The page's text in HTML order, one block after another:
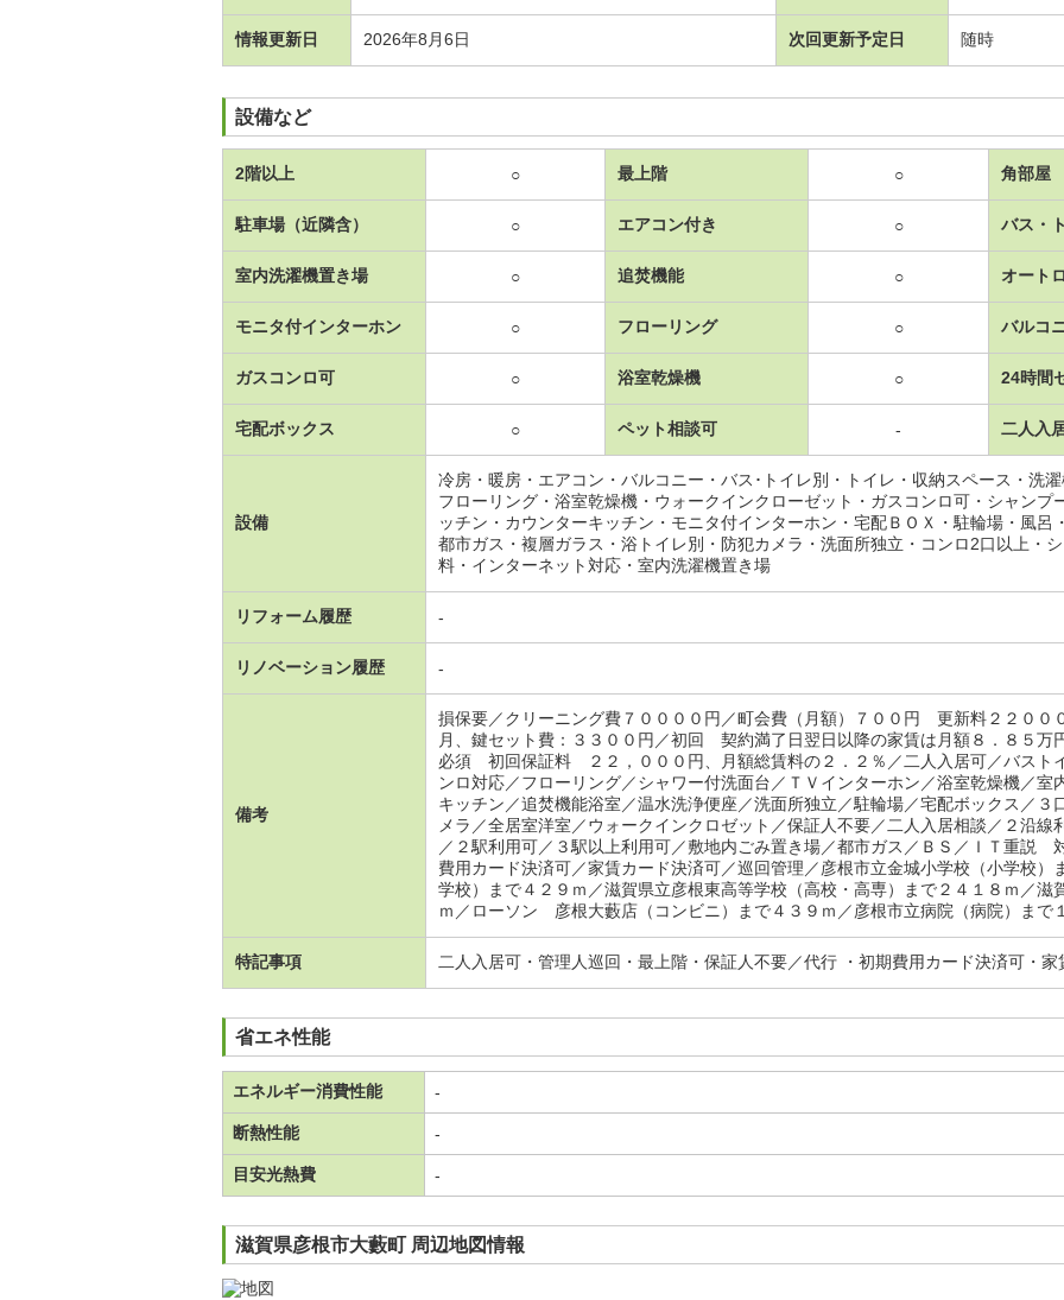
情報更新日 2026年8月6日 次回更新予定日 随時
設備など
2階以上 ○ 最上階 ○ 角部屋
駐車場（近隣含） ○ エアコン付き ○ バス・
室内洗濯機置き場 ○ 追焚機能 ○ オート
モニタ付インターホン ○ フローリング ○ バルコ
ガスコンロ可 ○ 浴室乾燥機 ○ 24時間
宅配ボックス ○ ペット相談可 - 二人入
設備
冷房・暖房・エアコン・バルコニー・バス･トイレ別・トイレ・収納スペース・洗
フローリング・浴室乾燥機・ウォークインクローゼット・ガスコンロ可・シャンプ
ッチン・カウンターキッチン・モニタ付インターホン・宅配ＢＯＸ・駐輪場・風呂
都市ガス・複層ガラス・浴トイレ別・防犯カメラ・洗面所独立・コンロ2口以上・
料・インターネット対応・室内洗濯機置き場
リフォーム履歴 -
リノベーション履歴 -
備考
損保要／クリーニング費７００００円／町会費（月額）７００円 更新料２２０
月、鍵セット費：３３００円／初回 契約満了日翌日以降の家賃は月額８．８５万
必須 初回保証料 ２２，０００円、月額総賃料の２．２％／二人入居可／バスト
ンロ対応／フローリング／シャワー付洗面台／ＴＶインターホン／浴室乾燥機／室
キッチン／追焚機能浴室／温水洗浄便座／洗面所独立／駐輪場／宅配ボックス／３
メラ／全居室洋室／ウォークインクロゼット／保証人不要／二人入居相談／２沿線
／２駅利用可／３駅以上利用可／敷地内ごみ置き場／都市ガス／ＢＳ／ＩＴ重説
費用カード決済可／家賃カード決済可／巡回管理／彦根市立金城小学校（小学校）
学校）まで４２９ｍ／滋賀県立彦根東高等学校（高校・高専）まで２４１８ｍ／滋
ｍ／ローソン 彦根大藪店（コンビニ）まで４３９ｍ／彦根市立病院（病院）まで
特記事項 二人入居可・管理人巡回・最上階・保証人不要／代行 ・初期費用カード決済可・家
省エネ性能
エネルギー消費性能 -
断熱性能 -
目安光熱費 -
滋賀県彦根市大藪町 周辺地図情報